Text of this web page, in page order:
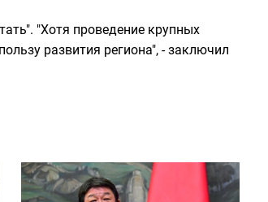
"Хотя проведение крупных
развития региона", - заключил